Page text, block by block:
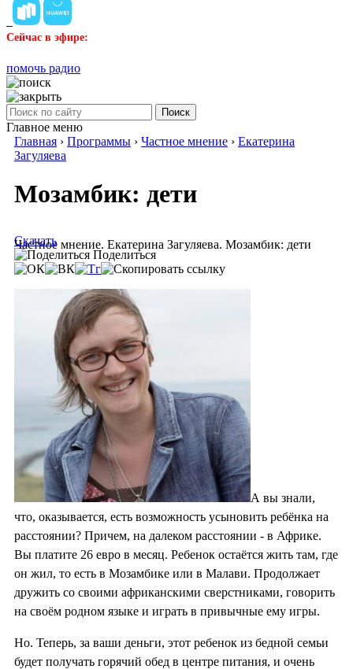
Сейчас в эфире:
помочь радио
Поиск
Главное меню
Главная › Программы › Частное мнение › Екатерина
Загуляева
Мозамбик: дети
Частное мнение. Екатерина Загуляева. Мозамбик: дети
Скачать
Поделиться
А вы знали,
что, оказывается, есть возможность усыновить ребёнка на
расстоянии? Причем, на далеком расстоянии - в Африке.
Вы платите 26 евро в месяц. Ребенок остаётся жить там, где
он жил, то есть в Мозамбике или в Малави. Продолжает
дружить со своими африканскими сверстниками, говорить
на своём родном языке и играть в привычные ему игры.
Но. Теперь, за ваши деньги, этот ребенок из бедной семьи
будет получать горячий обед в центре питания, и очень